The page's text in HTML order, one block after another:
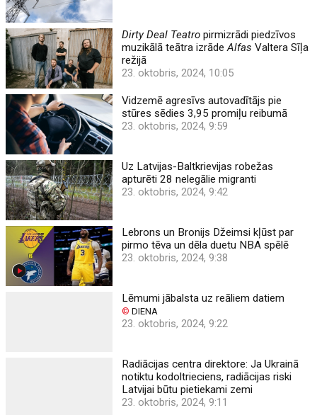
Dirty Deal Teatro pirmizrādi piedzīvos
muzikālā teātra izrādeAlfas Valtera Sīļa
režijā
23. oktobris, 2024, 10:05
Vidzemē agresīvs autovadītājs pie
stūres sēdies 3,95 promiļu reibumā
23. oktobris, 2024, 9:59
Uz Latvijas-Baltkrievijas robežas
apturēti 28 nelegālie migranti
23. oktobris, 2024, 9:42
Lebrons un Bronijs Džeimsi kļūst par
pirmo tēva un dēla duetu NBA spēlē
23. oktobris, 2024, 9:38
Lēmumi jābalsta uz reāliem datiem
© DIENA
23. oktobris, 2024, 9:22
Radiācijas centra direktore: Ja Ukrainā
notiktu kodoltrieciens, radiācijas riski
Latvijai būtu pietiekami zemi
23. oktobris, 2024, 9:11